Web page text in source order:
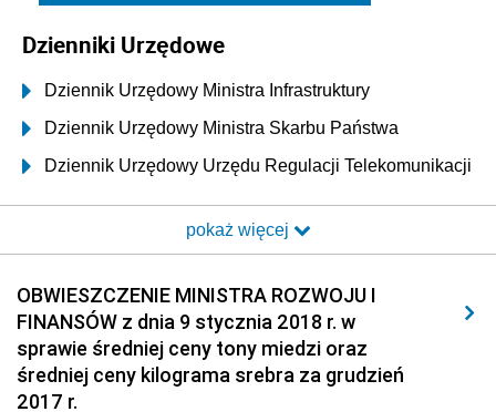
Dzienniki Urzędowe
Dziennik Urzędowy Ministra Infrastruktury
Dziennik Urzędowy Ministra Skarbu Państwa
Dziennik Urzędowy Urzędu Regulacji Telekomunikacji
Dziennik Urzędowy Ministra Transportu i Budownictwa
Elektronicznej
Dziennik Urzędowy Ministra Spraw Wewnętrznych i
Administracji
Dziennik Urzędowy Ministra Transportu
pokaż więcej
OBWIESZCZENIE MINISTRA ROZWOJU I
FINANSÓW z dnia 9 stycznia 2018 r. w
sprawie średniej ceny tony miedzi oraz
średniej ceny kilograma srebra za grudzień
2017 r.